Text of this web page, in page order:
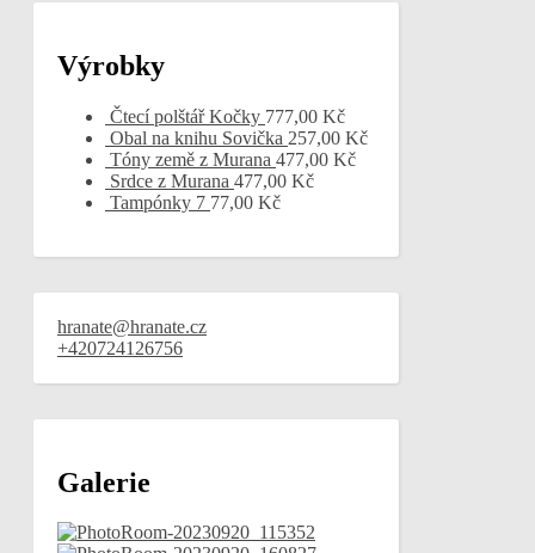
Výrobky
Čtecí polštář Kočky 777,00 Kč
Obal na knihu Sovička 257,00 Kč
Tóny země z Murana 477,00 Kč
Srdce z Murana 477,00 Kč
Tampónky 7 77,00 Kč
hranate@hranate.cz
+420724126756
Galerie